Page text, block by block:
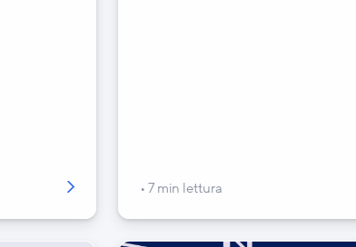
7 min lettura